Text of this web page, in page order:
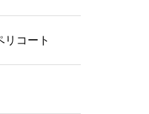
コート